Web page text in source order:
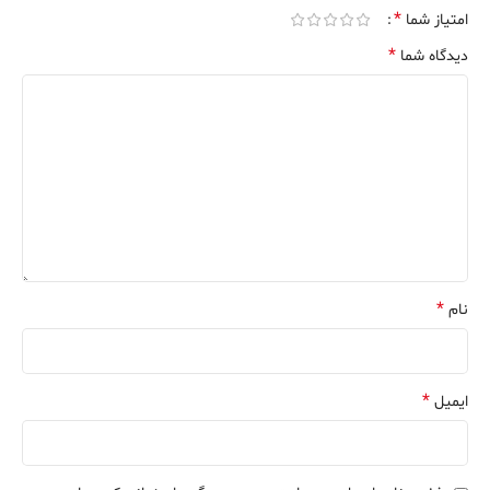
امتیاز شما *
دیدگاه شما *
نام *
ایمیل *